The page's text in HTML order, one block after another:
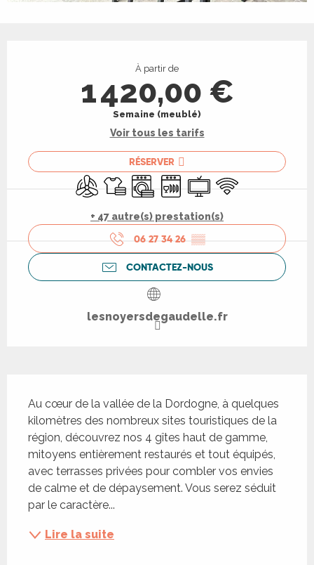
À partir de
1 420,00 €
Semaine (meublé)
Voir tous les tarifs
RÉSERVER
Air conditionné
Draps et linge
Lave lingeLave vaisselle
Télévision
WiFi
+ 47 autre(s) prestation(s)
06 27 34 26 ▒▒
CONTACTEZ-NOUS
lesnoyersdegaudelle.fr
Au cœur de la vallée de la Dordogne, à quelques
kilomètres des nombreux sites touristiques de la
région, découvrez nos 4 gîtes haut de gamme,
mitoyens entièrement restaurés et tout équipés,
avec terrasses privées pour combler vos envies
de calme et de dépaysement. Vous serez séduit
par le caractère...
Lire la suite